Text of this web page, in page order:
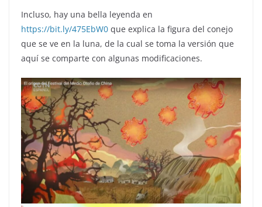
Incluso, hay una bella leyenda en
https://bit.ly/475EbW0 que explica la figura del conejo
que se ve en la luna, de la cual se toma la versión que
aquí se comparte con algunas modificaciones.